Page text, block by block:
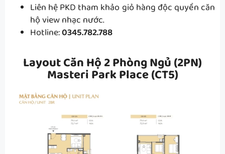
Liên hệ PKD tham khảo giỏ hàng độc quyền căn
hộ view nhạc nước.
Hotline:0345.782.788
Layout Căn Hộ 2 Phòng Ngủ (2PN)
Masteri Park Place (CT5)